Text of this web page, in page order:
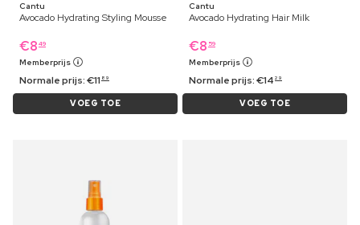
Cantu
Avocado Hydrating Styling Mousse
€8 49
Memberprijs
Normale prijs:€11 89
VOEG TOE
Cantu
Avocado Hydrating Hair Milk
€8 59
Memberprijs
Normale prijs:€14 29
VOEG TOE